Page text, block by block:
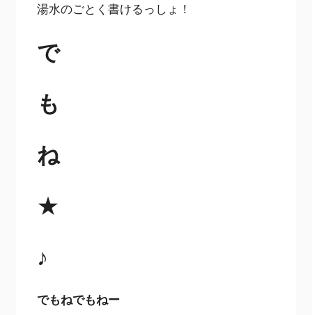
湯水のごとく書けるっしょ！
で
も
ね
★
♪
でもねでもねー